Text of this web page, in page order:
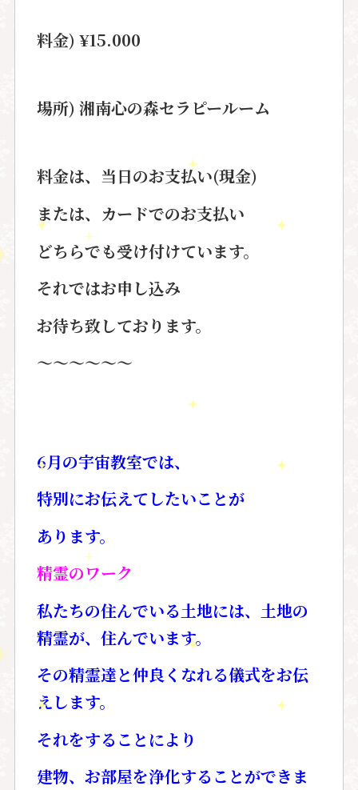
料金) ¥15.000
場所) 湘南心の森セラピールーム
料金は、当日のお支払い(現金)
または、カードでのお支払い
どちらでも受け付けています。
それではお申し込み
お待ち致しております。
～～～～～～
6月の宇宙教室では、
特別にお伝えてしたいことが
あります。
精霊のワーク
私たちの住んでいる土地には、土地の
精霊が、住んでいます。
その精霊達と仲良くなれる儀式をお伝
えします。
それをすることにより
建物、お部屋を浄化することができま